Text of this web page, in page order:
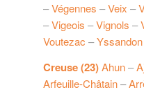
–Végennes –Veix –
–Vigeois –Vignols –
Voutezac –Yssandon
Creuse (23)Ahun–
Arfeuille-Châtain–